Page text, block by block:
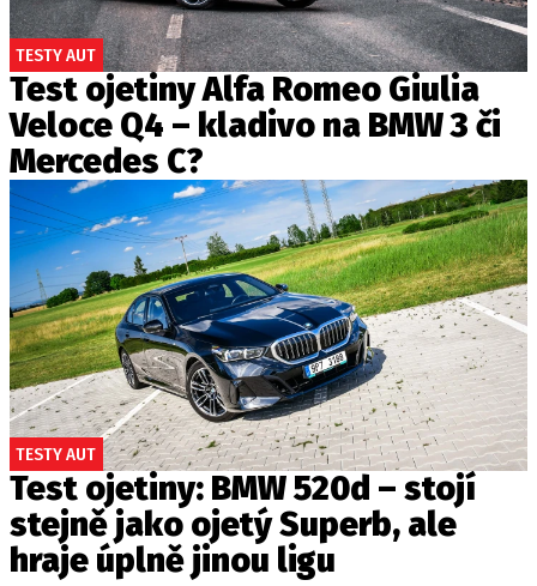
TESTY AUT
Test ojetiny Alfa Romeo Giulia
Veloce Q4 – kladivo na BMW 3 či
Mercedes C?
TESTY AUT
Test ojetiny: BMW 520d – stojí
stejně jako ojetý Superb, ale
hraje úplně jinou ligu